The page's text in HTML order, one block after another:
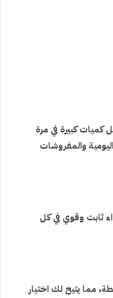
للعائلات الكبيرة، مما يتيح لك غسل كميات كبيرة في مرة
والمفروشات
ثابت وقوي في كل
مما يتيح لك اختيار